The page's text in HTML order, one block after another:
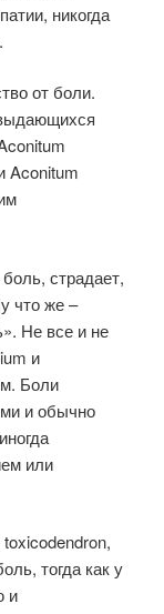
никогда
от боли.
Aconitum
страдает,
что же –
Не все и не
и
Боли
и обычно
или
тогда как у
и